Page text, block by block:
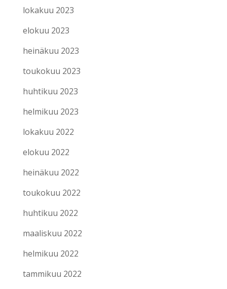
lokakuu 2023
elokuu 2023
heinäkuu 2023
toukokuu 2023
huhtikuu 2023
helmikuu 2023
lokakuu 2022
elokuu 2022
heinäkuu 2022
toukokuu 2022
huhtikuu 2022
maaliskuu 2022
helmikuu 2022
tammikuu 2022